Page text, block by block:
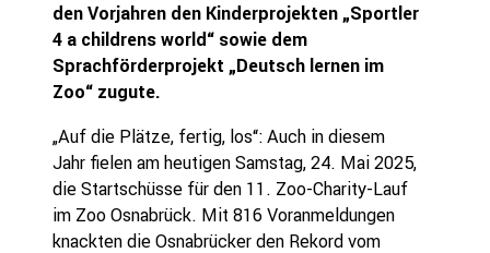
den Vorjahren den Kinderprojekten „Sportler
4 a childrens world“ sowie dem
Sprachförderprojekt „Deutsch lernen im
Zoo“ zugute.
„Auf die Plätze, fertig, los“: Auch in diesem
Jahr fielen am heutigen Samstag, 24. Mai 2025,
die Startschüsse für den 11. Zoo-Charity-Lauf
im Zoo Osnabrück. Mit 816 Voranmeldungen
knackten die Osnabrücker den Rekord vom